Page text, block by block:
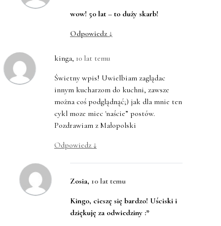
wow! 50 lat – to duży skarb!
Odpowiedz ↓
kinga, 10 lat temu
Świetny wpis! Uwielbiam zaglądac
innym kucharzom do kuchni, zawsze
można coś podglądnąć;) jak dla mnie ten
cykl moze miec 'naście” postów.
Pozdrawiam z Małopolski
Odpowiedz ↓
Zosia, 10 lat temu
Kingo, cieszę się bardzo! Uściski i
dziękuję za odwiedziny :*